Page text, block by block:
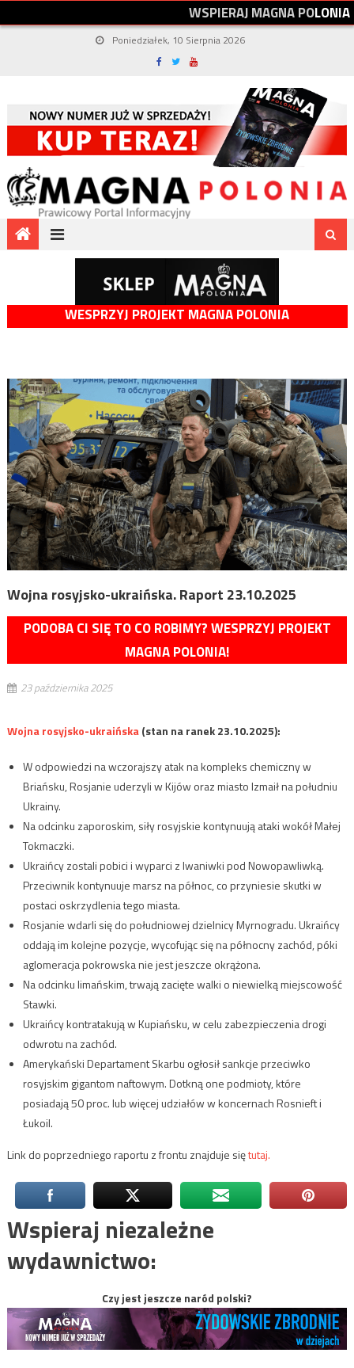
WSPIERAJMAGNAPOLONIA
Poniedziałek, 10 Sierpnia 2026
WESPRZYJ PROJEKT MAGNA POLONIA
Wojna rosyjsko-ukraińska. Raport 23.10.2025
PODOBA CI SIĘ TO CO ROBIMY? WESPRZYJ PROJEKT
MAGNA POLONIA!
23 października 2025
Wojna rosyjsko-ukraińska(stan na ranek 23.10.2025):
W odpowiedzi na wczorajszy atak na kompleks chemiczny w
Briańsku, Rosjanie uderzyli w Kijów oraz miasto Izmaił na południu
Ukrainy.
Na odcinku zaporoskim, siły rosyjskie kontynuują ataki wokół Małej
Tokmaczki.
Ukraińcy zostali pobici i wyparci z Iwaniwki pod Nowopawliwką.
Przeciwnik kontynuuje marsz na północ, co przyniesie skutki w
postaci oskrzydlenia tego miasta.
Rosjanie wdarli się do południowej dzielnicy Myrnogradu. Ukraińcy
oddają im kolejne pozycje, wycofując się na północny zachód, póki
aglomeracja pokrowska nie jest jeszcze okrążona.
Na odcinku limańskim, trwają zacięte walki o niewielką miejscowość
Stawki.
Ukraińcy kontratakują w Kupiańsku, w celu zabezpieczenia drogi
odwrotu na zachód.
Amerykański Departament Skarbu ogłosił sankcje przeciwko
rosyjskim gigantom naftowym. Dotkną one podmioty, które
posiadają 50 proc. lub więcej udziałów w koncernach Rosnieft i
Łukoil.
Link do poprzedniego raportu z frontu znajduje siętutaj.
Wspieraj niezależne
wydawnictwo:
Czy jest jeszcze naród polski?